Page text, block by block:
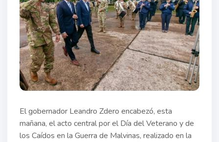
El gobernador Leandro Zdero encabezó, esta
mañana, el acto central por el Día del Veterano y de
los Caídos en la Guerra de Malvinas, realizado en la